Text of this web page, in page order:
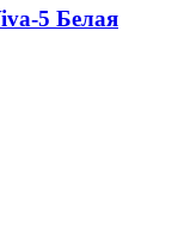
5 Белая